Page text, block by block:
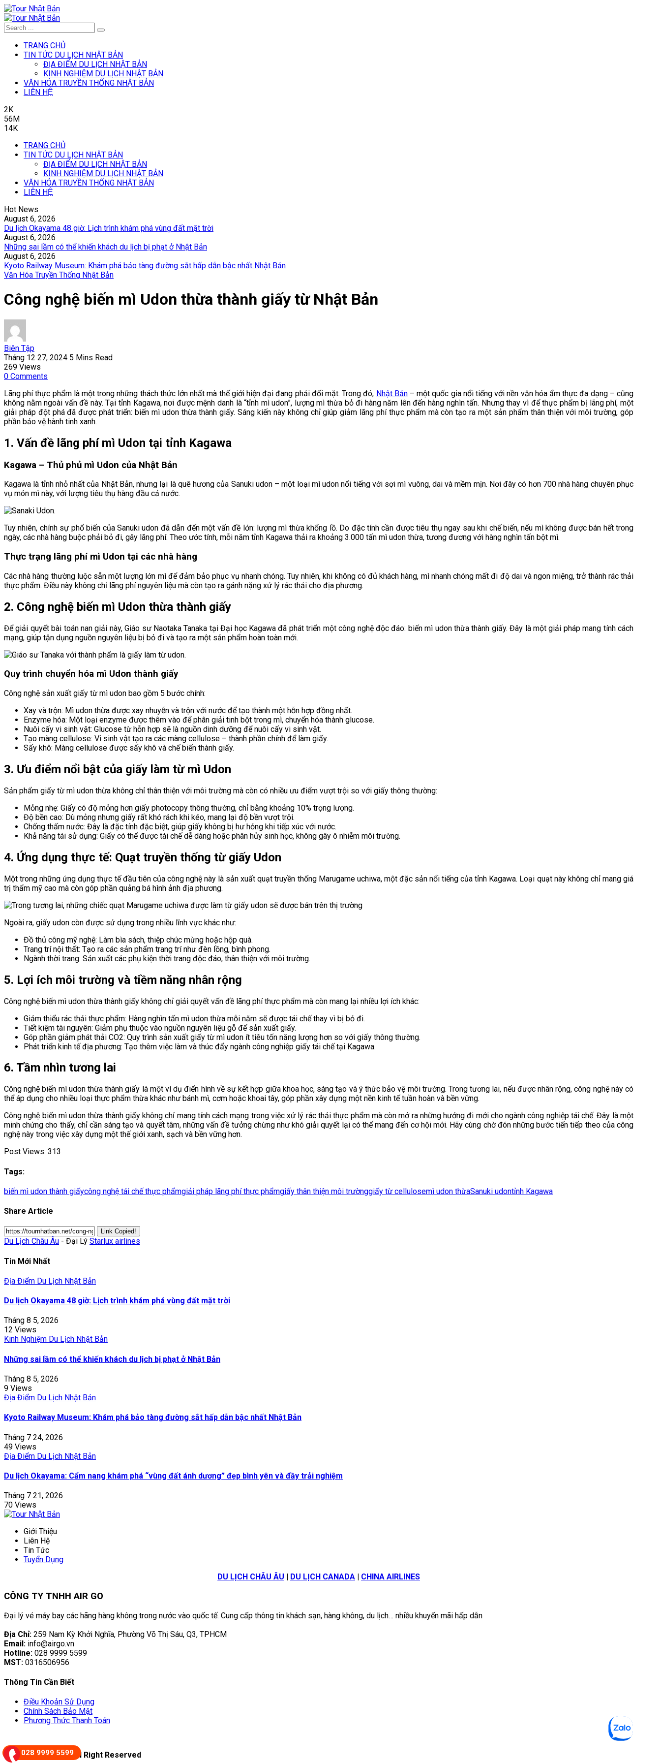
TRANG CHỦ
TIN TỨC DU LỊCH NHẬT BẢN
ĐỊA ĐIỂM DU LỊCH NHẬT BẢN
KINH NGHIỆM DU LỊCH NHẬT BẢN
VĂN HÓA TRUYỀN THỐNG NHẬT BẢN
LIÊN HỆ
2K
56M
14K
TRANG CHỦ
TIN TỨC DU LỊCH NHẬT BẢN
ĐỊA ĐIỂM DU LỊCH NHẬT BẢN
KINH NGHIỆM DU LỊCH NHẬT BẢN
VĂN HÓA TRUYỀN THỐNG NHẬT BẢN
LIÊN HỆ
Hot News
August 6, 2026
Du lịch Okayama 48 giờ: Lịch trình khám phá vùng đất mặt trời
August 6, 2026
Những sai lầm có thể khiến khách du lịch bị phạt ở Nhật Bản
August 6, 2026
Kyoto Railway Museum: Khám phá bảo tàng đường sắt hấp dẫn bậc nhất Nhật Bản
Văn Hóa Truyền Thống Nhật Bản
Công nghệ biến mì Udon thừa thành giấy từ Nhật Bản
Biên Tập
Tháng 12 27, 2024 5 Mins Read
269 Views
0 Comments
Lãng phí thực phẩm là một trong những thách thức lớn nhất mà thế giới hiện đại đang phải đối mặt. Trong đó, Nhật Bản– một quốc gia nổi tiếng với nền văn hóa ẩm thực đa dạng – cũng
không nằm ngoài vấn đề này. Tại tỉnh Kagawa, nơi được mệnh danh là “tỉnh mì udon”, lượng mì thừa bỏ đi hàng năm lên đến hàng nghìn tấn. Nhưng thay vì để thực phẩm bị lãng phí, một
giải pháp đột phá đã được phát triển: biến mì udon thừa thành giấy. Sáng kiến này không chỉ giúp giảm lãng phí thực phẩm mà còn tạo ra một sản phẩm thân thiện với môi trường, góp
phần bảo vệ hành tinh xanh.
1. Vấn đề lãng phí mì Udon tại tỉnh Kagawa
Kagawa – Thủ phủ mì Udon của Nhật Bản
Kagawa là tỉnh nhỏ nhất của Nhật Bản, nhưng lại là quê hương của Sanuki udon – một loại mì udon nổi tiếng với sợi mì vuông, dai và mềm mịn. Nơi đây có hơn 700 nhà hàng chuyên phục
vụ món mì này, với lượng tiêu thụ hàng đầu cả nước.
Tuy nhiên, chính sự phổ biến của Sanuki udon đã dẫn đến một vấn đề lớn: lượng mì thừa khổng lồ. Do đặc tính cần được tiêu thụ ngay sau khi chế biến, nếu mì không được bán hết trong
ngày, các nhà hàng buộc phải bỏ đi, gây lãng phí. Theo ước tính, mỗi năm tỉnh Kagawa thải ra khoảng 3.000 tấn mì udon thừa, tương đương với hàng nghìn tấn bột mì.
Thực trạng lãng phí mì Udon tại các nhà hàng
Các nhà hàng thường luộc sẵn một lượng lớn mì để đảm bảo phục vụ nhanh chóng. Tuy nhiên, khi không có đủ khách hàng, mì nhanh chóng mất đi độ dai và ngon miệng, trở thành rác thải
thực phẩm. Điều này không chỉ lãng phí nguyên liệu mà còn tạo ra gánh nặng xử lý rác thải cho địa phương.
2. Công nghệ biến mì Udon thừa thành giấy
Để giải quyết bài toán nan giải này, Giáo sư Naotaka Tanaka tại Đại học Kagawa đã phát triển một công nghệ độc đáo: biến mì udon thừa thành giấy. Đây là một giải pháp mang tính cách
mạng, giúp tận dụng nguồn nguyên liệu bị bỏ đi và tạo ra một sản phẩm hoàn toàn mới.
Quy trình chuyển hóa mì Udon thành giấy
Công nghệ sản xuất giấy từ mì udon bao gồm 5 bước chính:
Xay và trộn: Mì udon thừa được xay nhuyễn và trộn với nước để tạo thành một hỗn hợp đồng nhất.
Enzyme hóa: Một loại enzyme được thêm vào để phân giải tinh bột trong mì, chuyển hóa thành glucose.
Nuôi cấy vi sinh vật: Glucose từ hỗn hợp sẽ là nguồn dinh dưỡng để nuôi cấy vi sinh vật.
Tạo màng cellulose: Vi sinh vật tạo ra các màng cellulose – thành phần chính để làm giấy.
Sấy khô: Màng cellulose được sấy khô và chế biến thành giấy.
3. Ưu điểm nổi bật của giấy làm từ mì Udon
Sản phẩm giấy từ mì udon thừa không chỉ thân thiện với môi trường mà còn có nhiều ưu điểm vượt trội so với giấy thông thường:
Mỏng nhẹ: Giấy có độ mỏng hơn giấy photocopy thông thường, chỉ bằng khoảng 10% trọng lượng.
Độ bền cao: Dù mỏng nhưng giấy rất khó rách khi kéo, mang lại độ bền vượt trội.
Chống thấm nước: Đây là đặc tính đặc biệt, giúp giấy không bị hư hỏng khi tiếp xúc với nước.
Khả năng tái sử dụng: Giấy có thể được tái chế dễ dàng hoặc phân hủy sinh học, không gây ô nhiễm môi trường.
4. Ứng dụng thực tế: Quạt truyền thống từ giấy Udon
Một trong những ứng dụng thực tế đầu tiên của công nghệ này là sản xuất quạt truyền thống Marugame uchiwa, một đặc sản nổi tiếng của tỉnh Kagawa. Loại quạt này không chỉ mang giá
trị thẩm mỹ cao mà còn góp phần quảng bá hình ảnh địa phương.
Ngoài ra, giấy udon còn được sử dụng trong nhiều lĩnh vực khác như:
Đồ thủ công mỹ nghệ: Làm bìa sách, thiệp chúc mừng hoặc hộp quà.
Trang trí nội thất: Tạo ra các sản phẩm trang trí như đèn lồng, bình phong.
Ngành thời trang: Sản xuất các phụ kiện thời trang độc đáo, thân thiện với môi trường.
5. Lợi ích môi trường và tiềm năng nhân rộng
Công nghệ biến mì udon thừa thành giấy không chỉ giải quyết vấn đề lãng phí thực phẩm mà còn mang lại nhiều lợi ích khác:
Giảm thiểu rác thải thực phẩm: Hàng nghìn tấn mì udon thừa mỗi năm sẽ được tái chế thay vì bị bỏ đi.
Tiết kiệm tài nguyên: Giảm phụ thuộc vào nguồn nguyên liệu gỗ để sản xuất giấy.
Góp phần giảm phát thải CO2: Quy trình sản xuất giấy từ mì udon ít tiêu tốn năng lượng hơn so với giấy thông thường.
Phát triển kinh tế địa phương: Tạo thêm việc làm và thúc đẩy ngành công nghiệp giấy tái chế tại Kagawa.
6. Tầm nhìn tương lai
Công nghệ biến mì udon thừa thành giấy là một ví dụ điển hình về sự kết hợp giữa khoa học, sáng tạo và ý thức bảo vệ môi trường. Trong tương lai, nếu được nhân rộng, công nghệ này có
thể áp dụng cho nhiều loại thực phẩm thừa khác như bánh mì, cơm hoặc khoai tây, góp phần xây dựng một nền kinh tế tuần hoàn và bền vững.
Công nghệ biến mì udon thừa thành giấy không chỉ mang tính cách mạng trong việc xử lý rác thải thực phẩm mà còn mở ra những hướng đi mới cho ngành công nghiệp tái chế. Đây là một
minh chứng cho thấy, chỉ cần sáng tạo và quyết tâm, những vấn đề tưởng chừng như khó giải quyết lại có thể mang đến cơ hội mới. Hãy cùng chờ đón những bước tiến tiếp theo của công
nghệ này trong việc xây dựng một thế giới xanh, sạch và bền vững hơn.
Post Views: 313
Tags:
biến mì udon thành giấycông nghệ tái chế thực phẩmgiải pháp lãng phí thực phẩmgiấy thân thiện môi trườnggiấy từ cellulosemì udon thừaSanuki udontỉnh Kagawa
Share Article
Link Copied!
Du Lịch Châu Âu - Đại Lý Starlux airlines
Tin Mới Nhất
Địa Điểm Du Lịch Nhật Bản
Du lịch Okayama 48 giờ: Lịch trình khám phá vùng đất mặt trời
Tháng 8 5, 2026
12 Views
Kinh Nghiệm Du Lịch Nhật Bản
Những sai lầm có thể khiến khách du lịch bị phạt ở Nhật Bản
Tháng 8 5, 2026
9 Views
Địa Điểm Du Lịch Nhật Bản
Kyoto Railway Museum: Khám phá bảo tàng đường sắt hấp dẫn bậc nhất Nhật Bản
Tháng 7 24, 2026
49 Views
Địa Điểm Du Lịch Nhật Bản
Du lịch Okayama: Cẩm nang khám phá “vùng đất ánh dương” đẹp bình yên và đầy trải nghiệm
Tháng 7 21, 2026
70 Views
Giới Thiệu
Liên Hệ
Tin Tức
Tuyển Dụng
DU LỊCH CHÂU ÂU | DU LỊCH CANADA | CHINA AIRLINES
CÔNG TY TNHH AIR GO
Đại lý vé máy bay các hãng hàng không trong nước vào quốc tế. Cung cấp thông tin khách sạn, hàng không, du lịch… nhiều khuyến mãi hấp dẫn
Địa Chỉ: 259 Nam Kỳ Khởi Nghĩa, Phường Võ Thị Sáu, Q3, TPHCM
Email: info@airgo.vn
Hotline: 028 9999 5599
MST: 0316506956
Thông Tin Cần Biết
Điều Khoản Sử Dụng
Chính Sách Bảo Mật
Phương Thức Thanh Toán
© Copyright 2022. All Right Reserved
028 9999 5599